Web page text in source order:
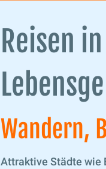
Reisen
Wandern,
Attraktive Städte wie